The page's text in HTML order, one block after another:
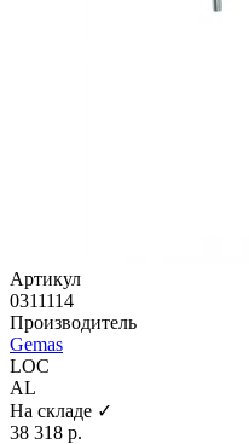
Артикул
0311114
Производитель
Gemas
LOC
AL
На складе ✓
38 318 р.